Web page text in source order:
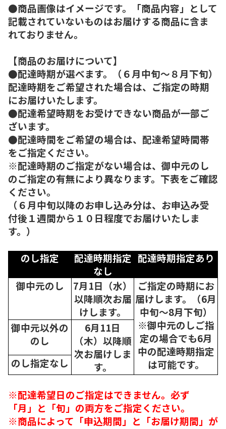
●商品画像はイメージです。「商品内容」として
記載されていないものはお届けする商品に含ま
れておりません。
【商品のお届けについて】
●配達時期が選べます。（６月中旬～８月下旬）
配達時期をご希望された場合は、ご指定の時期
にお届けいたします。
●配達希望時期をお受けできない商品が一部ご
ざいます。
●配達時間をご希望の場合は、配達希望時間帯
をご指定ください。
※配達時期のご指定がない場合は、御中元のし
のご指定の有無により異なります。下表をご確認
ください。
（６月中旬以降のお申し込み分は、お申込み受
付後１週間から１０日程度でお届けいたしま
す。）
のし指定
配達時期指定
なし
配達時期指定あり
御中元のし
7月1日（水）
以降順次お届
けします。
ご指定の時期にお
届けします。（6月
中旬～8月下旬）
※御中元のしご指
定の場合でも6月
中の配達時期指定
は可能です。
御中元以外の
のし
6月11日
（木）以降順
次お届けしま
す。
のし指定なし
※配達希望日のご指定はできません。必ず
「月」と「旬」の両方をご指定ください。
※商品によって「申込期間」と「お届け期間」が